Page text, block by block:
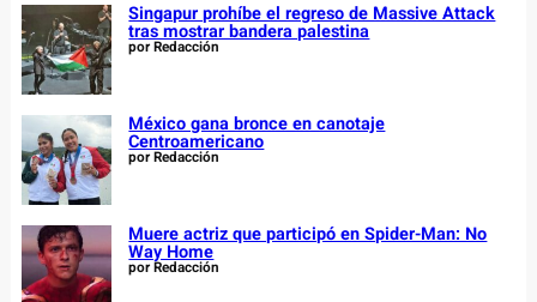
Singapur prohíbe el regreso de Massive Attack
tras mostrar bandera palestina
por Redacción
México gana bronce en canotaje
Centroamericano
por Redacción
Muere actriz que participó en Spider-Man: No
Way Home
por Redacción